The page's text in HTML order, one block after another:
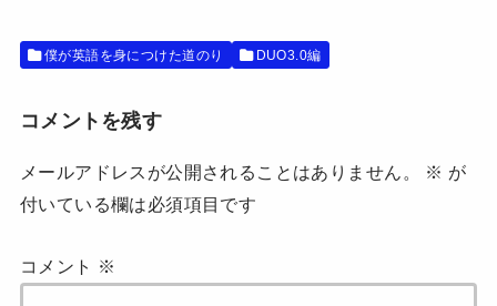
) ィ
ン
ド
開
き
す
僕が英語を身につけた道のり DUO3.0編
コメントを残す
メールアドレスが公開されることはありません。 ※ が
付いている欄は必須項目です
コメント ※